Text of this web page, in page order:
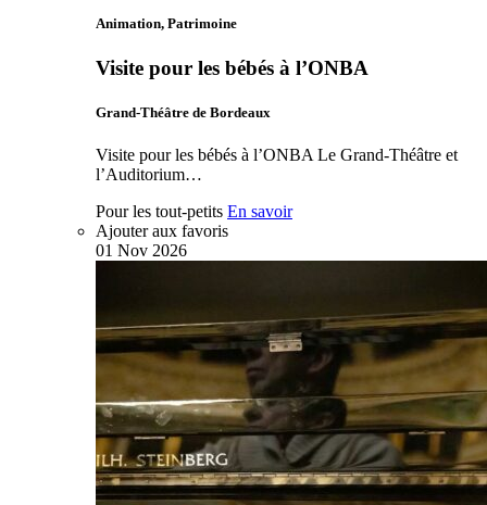
Animation, Patrimoine
Visite pour les bébés à l’ONBA
Grand-Théâtre de Bordeaux
Visite pour les bébés à l’ONBA Le Grand-Théâtre et
l’Auditorium…
Pour les tout-petits En savoir
Ajouter aux favoris
01 Nov 2026